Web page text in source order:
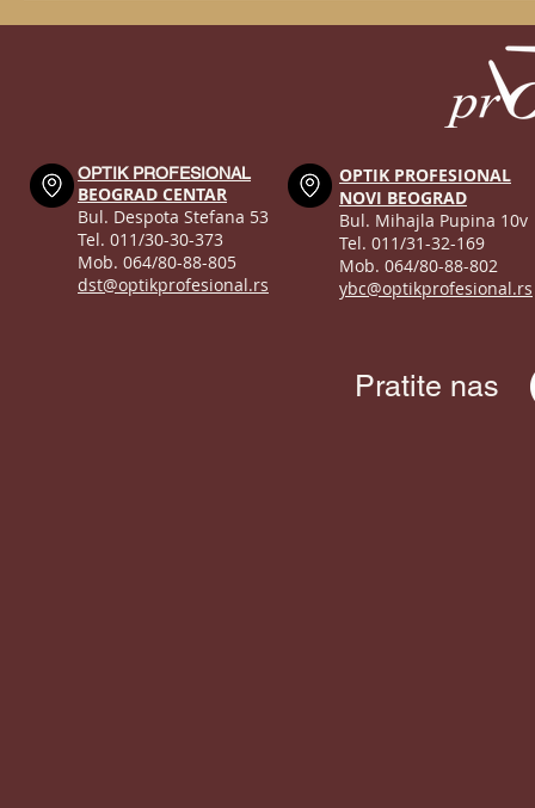
OPTIK PROFESIONAL
BEOGRAD CENTAR
Bul. Despota Stefana 53
Tel. 011/30-30-373
Mob. 064/80-88-805
dst@optikprofesional.rs
OPTIK PROFESIONAL
NOVI BEOGRAD
Bul. Mihajla Pupina 10v
Tel. 011/31-32-169
Mob. 064/80-88-802
ybc@optikprofesional.rs
Pratite nas